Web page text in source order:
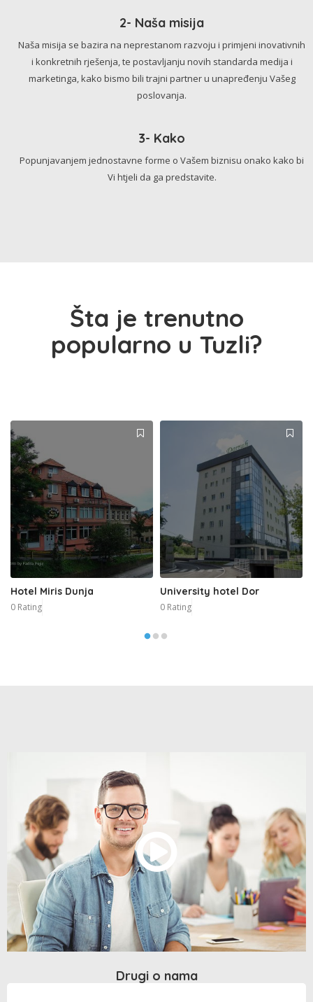
2- Naša misija
Naša misija se bazira na neprestanom razvoju i primjeni inovativnih
i konkretnih rješenja, te postavljanju novih standarda medija i
marketinga, kako bismo bili trajni partner u unapređenju Vašeg
poslovanja.
3- Kako
Popunjavanjem jednostavne forme o Vašem biznisu onako kako bi
Vi htjeli da ga predstavite.
Šta je trenutno
popularno u Tuzli?
Hotel Miris Dunja
0 Rating
University hotel Dor
0 Rating
Drugi o nama